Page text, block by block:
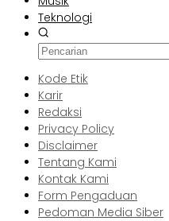
Teknologi
Kode Etik
Karir
Redaksi
Privacy Policy
Disclaimer
Tentang Kami
Kontak Kami
Form Pengaduan
Pedoman Media Siber